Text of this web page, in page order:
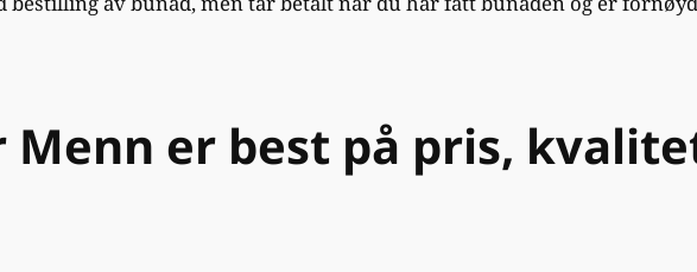
Menn er best på pris,